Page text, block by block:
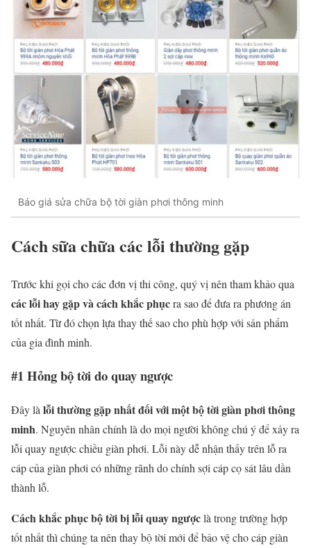
Báo giá sửa chữa bộ tời giàn phơi thông minh
Cách sữa chữa các lỗi thường gặp
Trước khi gọi cho các đơn vị thi công, quý vị nên tham khảo qua
các lỗi hay gặp và cách khắc phụcra sao để đưa ra phương án
tốt nhất. Từ đó chọn lựa thay thế sao cho phù hợp với sản phẩm
của gia đình minh.
#1 Hỏng bộ tời do quay ngược
Đây là lỗi thường gặp nhất đối với một bộ tời giàn phơi thông
minh. Nguyên nhân chính là do mọi người không chú ý để xảy ra
lỗi quay ngược chiều giàn phơi. Lỗi này dễ nhận thấy trên lỗ ra
cáp của giàn phơi có những rãnh do chính sợi cáp cọ sát lâu dần
thành lỗ.
Cách khắc phục bộ tời bị lỗi quay ngượclà trong trường hợp
tốt nhất thì chúng ta nên thay bộ tời mới để bảo vệ cho cáp giàn